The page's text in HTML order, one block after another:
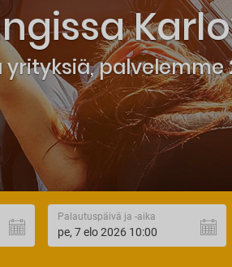
palvelemme
Palautuspäivä ja -aika